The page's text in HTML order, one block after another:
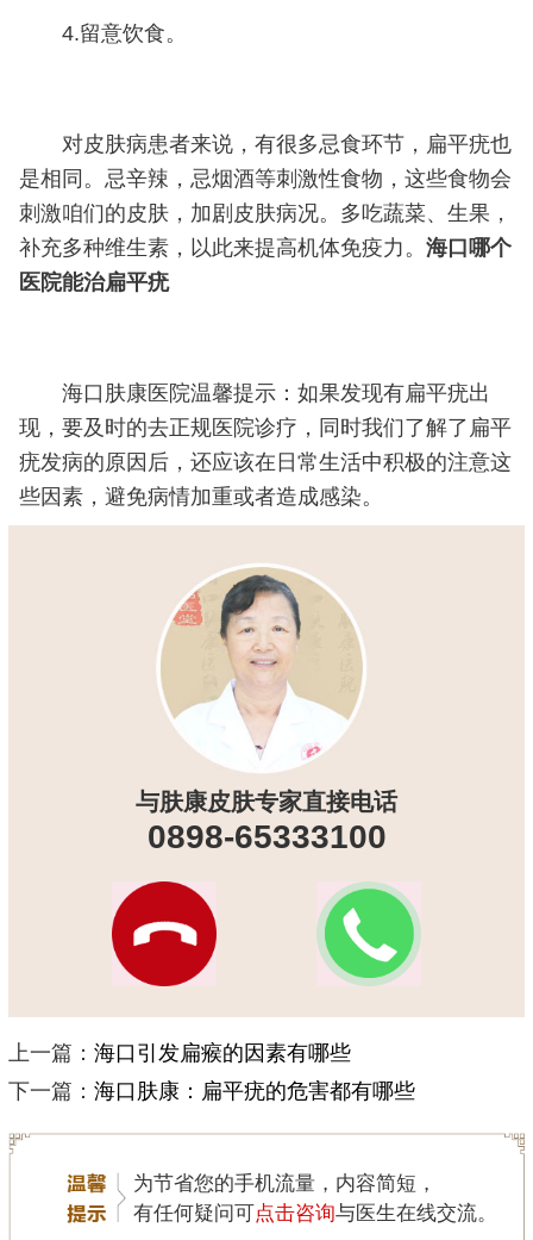
4.留意饮食。
对皮肤病患者来说，有很多忌食环节，扁平疣也
是相同。忌辛辣，忌烟酒等刺激性食物，这些食物会
刺激咱们的皮肤，加剧皮肤病况。多吃蔬菜、生果，
补充多种维生素，以此来提高机体免疫力。 海口哪个
医院能治扁平疣
海口肤康医院温馨提示：如果发现有扁平疣出
现，要及时的去正规医院诊疗，同时我们了解了扁平
疣发病的原因后，还应该在日常生活中积极的注意这
些因素，避免病情加重或者造成感染。
与肤康皮肤专家直接电话
0898-65333100
上一篇： 海口引发扁瘊的因素有哪些
下一篇： 海口肤康：扁平疣的危害都有哪些
为节省您的手机流量，内容简短，
有任何疑问可点击咨询与医生在线交流。